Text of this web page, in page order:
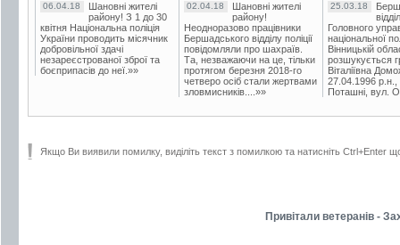
06.04.18
Шановні жителі
району! З 1 до 30
квітня Національна поліція
України проводить місячник
добровільної здачі
незареєстрованої зброї та
боєприпасів до неї.»»
02.04.18
Шановні жителі
району!
Неодноразово працівники
Бершадського відділу поліції
повідомляли про шахраїв.
Та, незважаючи на це, тільки
протягом березня 2018-го
четверо осіб стали жертвами
зловмисників....»»
25.03.18
Головного
національної
Вінницькій
розшукується
Віталіївна
27.04.1996 р.н.,
Поташні, вул.
Якщо Ви виявили помилку, виділіть текст з помилкою та натисніть Ctrl+Enter
Привітали ветеранів -